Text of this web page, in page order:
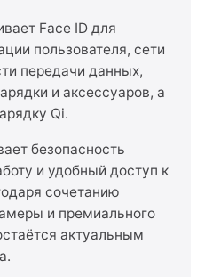
Face ID для
пользователя, сети
передачи данных,
и аксессуаров, а
Qi.
безопасность
и удобный доступ к
сочетанию
и премиального
актуальным